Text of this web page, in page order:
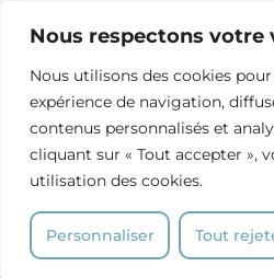
Nous respectons votre
Nous utilisons des cookies
expérience de navigation,
contenus personnalisés et
cliquant sur « Tout accepter »,
utilisation des cookies.
Personnaliser Tout
Notre-Dame-des-
Voir les
Clinique L’élan © 2026.
Politique de